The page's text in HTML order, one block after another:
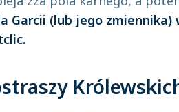
Garcii (lub jego